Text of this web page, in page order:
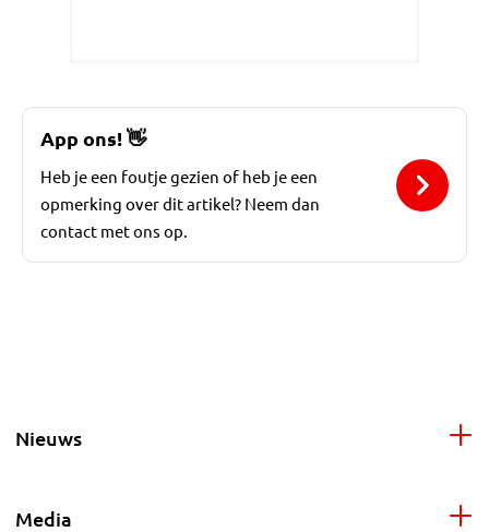
App ons!👋
Heb je een foutje gezien of heb je een
opmerking over dit artikel? Neem dan
contact met ons op.
Nieuws
Media